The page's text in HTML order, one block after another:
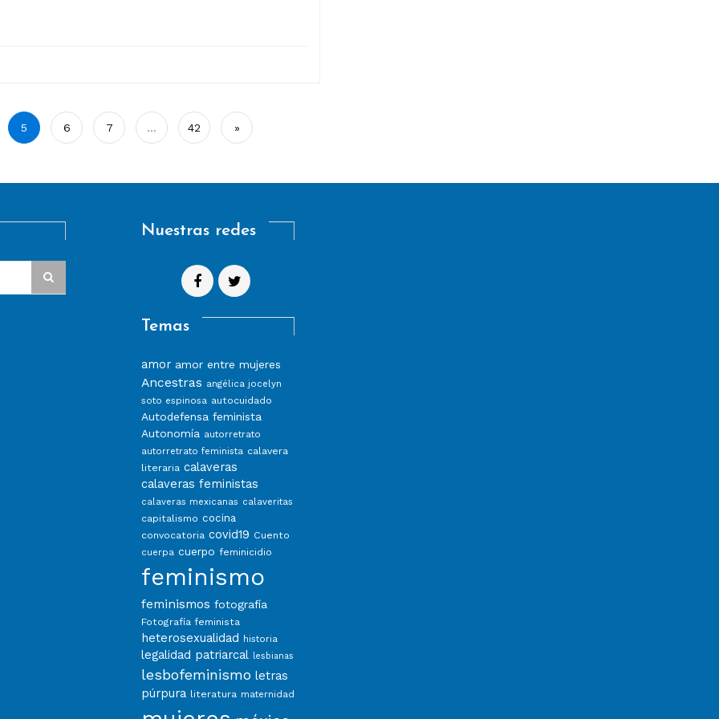
5 6 7 … 42 »
Nuestras redes
Temas
amor amor entre mujeres
Ancestras angélica jocelyn
soto espinosa autocuidado
Autodefensa feminista
Autonomía autorretrato
autorretrato feminista calavera
literaria calaveras
calaveras feministas
calaveras mexicanas calaveritas
capitalismo cocina
convocatoria covid19 Cuento
cuerpa cuerpo feminicidio
feminismo
feminismos fotografía
Fotografía feminista
heterosexualidad historia
legalidad patriarcal lesbianas
lesbofeminismo letras
púrpura literatura maternidad